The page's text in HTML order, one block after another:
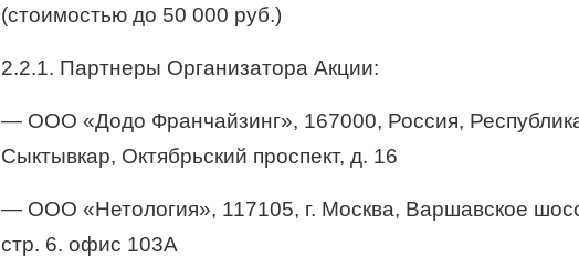
(стоимостью до 50 000 руб.)
2.2.1. Партнеры Организатора Акции:
— ООО «Додо Франчайзинг», 167000, Россия,
Сыктывкар, Октябрьский проспект, д. 16
— ООО «Нетология», 117105, г. Москва, Варшавское
стр. 6. офис 103А